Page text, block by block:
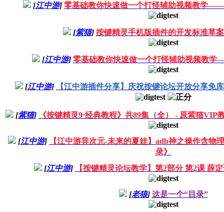
[江中游] 零基础教你快速做一个打怪辅助视频教学
[紫猫] 按键精灵手机版插件的开发标准草
[江中游] 零基础教你快速做一个打怪辅助视频教
[江中游] 【江中游插件分享】庆祝按键论坛开放分享免
[紫猫] 《按键精灵9·经典教程》共89集（全） - 原紫猫VIP
[江中游]
【江中游异次元-未来的夏娃】adb神之操作含物
录》
[江中游] 【按键精灵论坛教学】第2部分 第2课 薛
[老狼] 这是一个“目录”